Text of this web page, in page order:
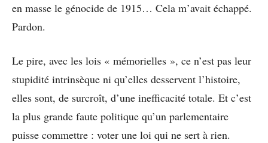
en masse le génocide de 1915… Cela m’avait échappé.
Pardon.
Le pire, avec les lois « mémorielles », ce n’est pas leur
stupidité intrinsèque ni qu’elles desservent l’histoire,
elles sont, de surcroît, d’une inefficacité totale. Et c’est
la plus grande faute politique qu’un parlementaire
puisse commettre : voter une loi qui ne sert à rien.